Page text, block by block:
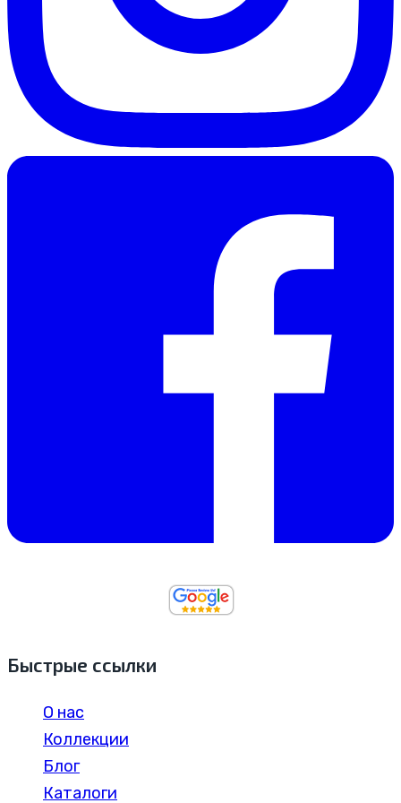
Быстрые ссылки
О нас
Коллекции
Блог
Каталоги